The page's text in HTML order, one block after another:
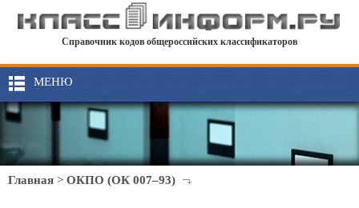
Справочник кодов общероссийских классификаторов
МЕНЮ
Главная > ОКПО (ОК 007–93)